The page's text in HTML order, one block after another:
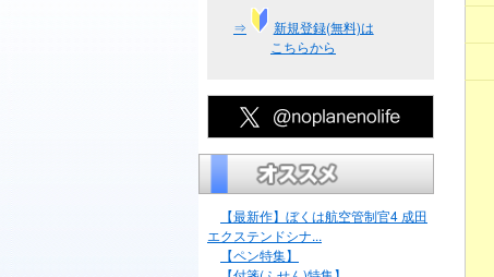
⇒
新規登録(無料)は
こちらから
【最新作】ぼくは航空管制官4 成田
エクステンドシナ...
【ペン特集】